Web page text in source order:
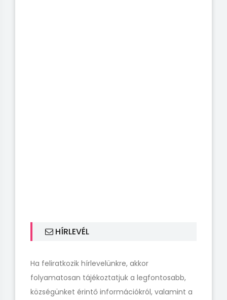
HÍRLEVÉL
Ha feliratkozik hírlevelünkre, akkor
folyamatosan tájékoztatjuk a legfontosabb,
községünket érintő információkról, valamint a